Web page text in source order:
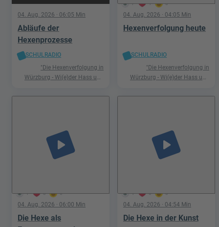
04. Aug. 2026 · 06:05 Min
Abläufe der
Hexenprozesse
SCHULRADIO
"Die Hexenverfolgung in
Würzburg - Wi(e)der Hass und
7 1 0
04. Aug. 2026 · 04:05 Min
Hexenverfolgung heute
SCHULRADIO
"Die Hexenverfolgung in
Würzburg - Wi(e)der Hass und
1 0 0
play_arrow
04. Aug. 2026 · 06:00 Min
Die Hexe als
1 0 0
play_arrow
04. Aug. 2026 · 04:54 Min
Die Hexe in der Kunst